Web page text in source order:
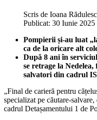
Scris de Ioana
Publicat: 30 Iunie 2025
Pompierii și-au luat
ca de la oricare alt
După 8 ani în
se retrage la
salvatori din cadrul
„Final de carieră pentru
specializat pe căutare-
cadrul Detașamentului 1 de